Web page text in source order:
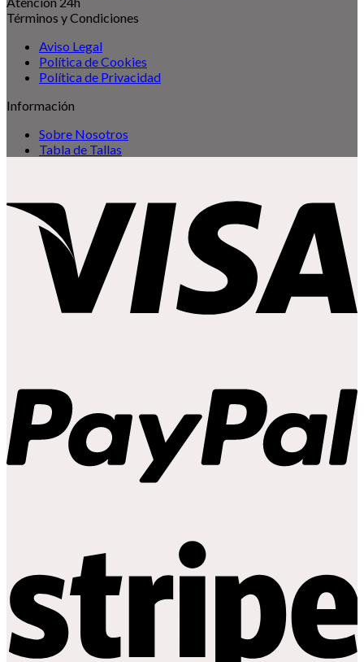
Términos y Condiciones
Aviso Legal
Política de Cookies
Política de Privacidad
Información
Sobre Nosotros
Tabla de Tallas